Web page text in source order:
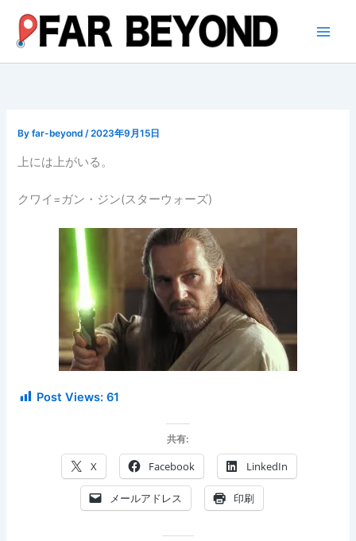
ス
Byfar-beyond/2023年9月15日
上には上がいる。
クワイ=ガン・ジン(スターウォーズ)
Post Views: 61
共有:
X Facebook LinkedIn
メールアドレス 印刷